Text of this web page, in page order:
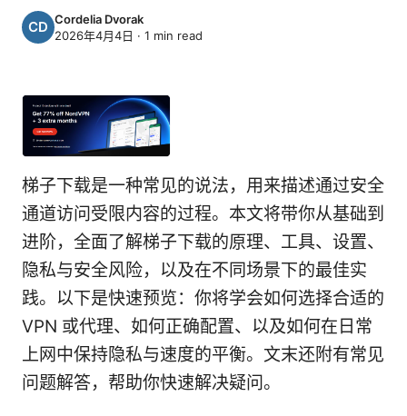
Cordelia Dvorak
2026年4月4日 · 1 min read
梯子下载是一种常见的说法，用来描述通过安全
通道访问受限内容的过程。本文将带你从基础到
进阶，全面了解梯子下载的原理、工具、设置、
隐私与安全风险，以及在不同场景下的最佳实
践。以下是快速预览：你将学会如何选择合适的
VPN 或代理、如何正确配置、以及如何在日常
上网中保持隐私与速度的平衡。文末还附有常见
问题解答，帮助你快速解决疑问。